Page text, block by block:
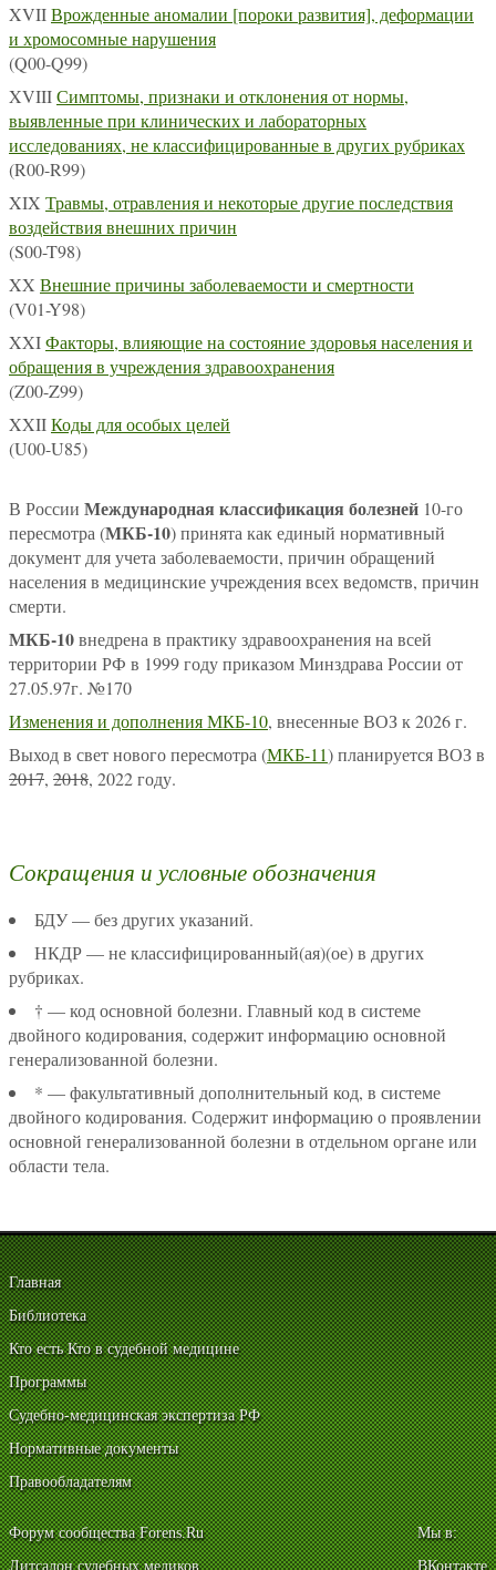
XVIIВрожденные аномалии [пороки развития], деформации
и хромосомные нарушения
(Q00-Q99)
XVIIIСимптомы, признаки и отклонения от нормы,
выявленные при клинических и лабораторных
исследованиях, не классифицированные в других рубриках
(R00-R99)
XIX Травмы, отравления и некоторые другие последствия
воздействия внешних причин
(S00-T98)
XX Внешние причины заболеваемости и смертности
(V01-Y98)
XXIФакторы, влияющие на состояние здоровья населения и
обращения в учреждения здравоохранения
(Z00-Z99)
XXIIКоды для особых целей
(U00-U85)
В России Международная классификация болезней 10-го
пересмотра (МКБ-10) принята как единый нормативный
документ для учета заболеваемости, причин обращений
населения в медицинские учреждения всех ведомств, причин
смерти.
МКБ-10внедрена в практику здравоохранения на всей
территории РФ в 1999 году приказом Минздрава России от
27.05.97г. №170
Изменения и дополнения МКБ-10, внесенные ВОЗ к 2026 г.
Выход в свет нового пересмотра (МКБ-11) планируется ВОЗ в
2017, 2018, 2022 году.
Сокращения и условные обозначения
БДУ — без других указаний.
НКДР — не классифицированный(ая)(ое) в других
рубриках.
† — код основной болезни. Главный код в системе
двойного кодирования, содержит информацию основной
генерализованной болезни.
* — факультативный дополнительный код, в системе
двойного кодирования. Содержит информацию о проявлении
основной генерализованной болезни в отдельном органе или
области тела.
Главная
Библиотека
Кто есть Кто в судебной медицине
Программы
Судебно-медицинская экспертиза РФ
Нормативные документы
Правообладателям
Форум сообщества Forens.Ru
Литсалон судебных медиков
Мы в:
ВКонтакте